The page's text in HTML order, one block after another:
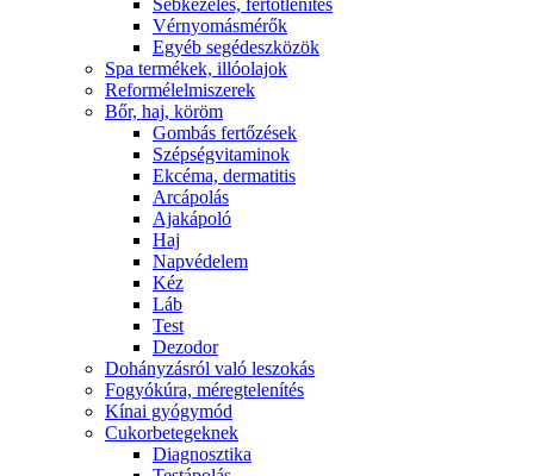
Sebkezelés, fertőtlenítés
Vérnyomásmérők
Egyéb segédeszközök
Spa termékek, illóolajok
Reformélelmiszerek
Bőr, haj, köröm
Gombás fertőzések
Szépségvitaminok
Ekcéma, dermatitis
Arcápolás
Ajakápoló
Haj
Napvédelem
Kéz
Láb
Test
Dezodor
Dohányzásról való leszokás
Fogyókúra, méregtelenítés
Kínai gyógymód
Cukorbetegeknek
Diagnosztika